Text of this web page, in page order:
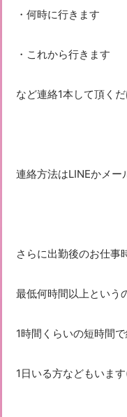
・何時に行きます
・これから行きます
など連絡1本して頂く
連絡方法はLINEかメ
さらに出勤後のお仕事
最低何時間以上という
1時間くらいの短時間
1日いる方などもいま